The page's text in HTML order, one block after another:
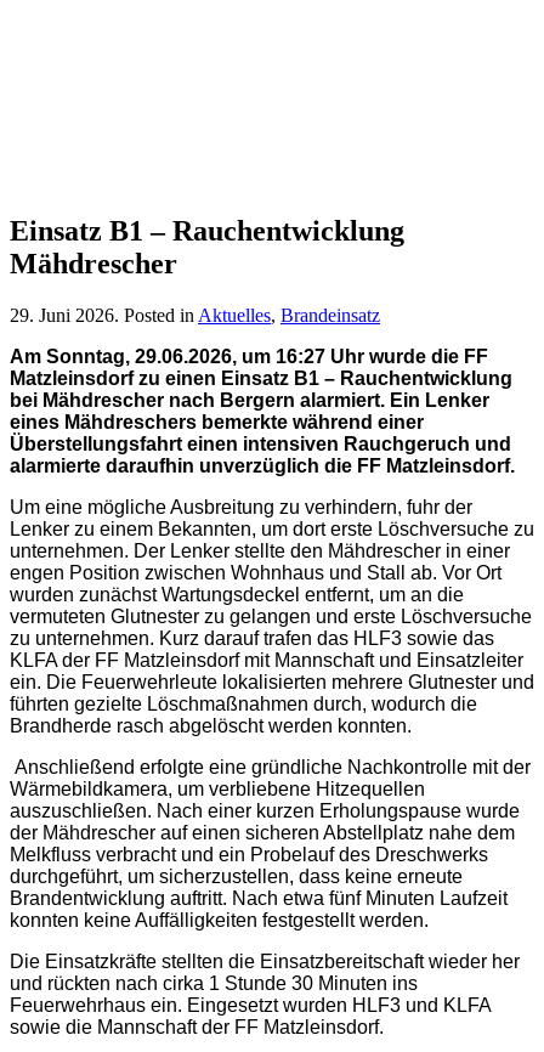
Einsatz B1 – Rauchentwicklung
Mähdrescher
29. Juni 2026. Posted in Aktuelles, Brandeinsatz
Am Sonntag, 29.06.2026, um 16:27 Uhr wurde die FF
Matzleinsdorf zu einen Einsatz B1 – Rauchentwicklung
bei Mähdrescher nach Bergern alarmiert. Ein Lenker
eines Mähdreschers bemerkte während einer
Überstellungsfahrt einen intensiven Rauchgeruch und
alarmierte daraufhin unverzüglich die FF Matzleinsdorf.
Um eine mögliche Ausbreitung zu verhindern, fuhr der
Lenker zu einem Bekannten, um dort erste Löschversuche zu
unternehmen. Der Lenker stellte den Mähdrescher in einer
engen Position zwischen Wohnhaus und Stall ab. Vor Ort
wurden zunächst Wartungsdeckel entfernt, um an die
vermuteten Glutnester zu gelangen und erste Löschversuche
zu unternehmen. Kurz darauf trafen das HLF3 sowie das
KLFA der FF Matzleinsdorf mit Mannschaft und Einsatzleiter
ein. Die Feuerwehrleute lokalisierten mehrere Glutnester und
führten gezielte Löschmaßnahmen durch, wodurch die
Brandherde rasch abgelöscht werden konnten.
Anschließend erfolgte eine gründliche Nachkontrolle mit der
Wärmebildkamera, um verbliebene Hitzequellen
auszuschließen. Nach einer kurzen Erholungspause wurde
der Mähdrescher auf einen sicheren Abstellplatz nahe dem
Melkfluss verbracht und ein Probelauf des Dreschwerks
durchgeführt, um sicherzustellen, dass keine erneute
Brandentwicklung auftritt. Nach etwa fünf Minuten Laufzeit
konnten keine Auffälligkeiten festgestellt werden.
Die Einsatzkräfte stellten die Einsatzbereitschaft wieder her
und rückten nach cirka 1 Stunde 30 Minuten ins
Feuerwehrhaus ein. Eingesetzt wurden HLF3 und KLFA
sowie die Mannschaft der FF Matzleinsdorf.